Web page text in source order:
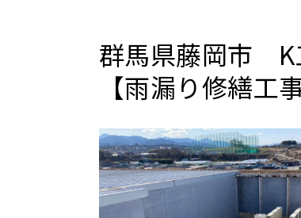
群馬県藤岡市 K
【雨漏り修繕工事